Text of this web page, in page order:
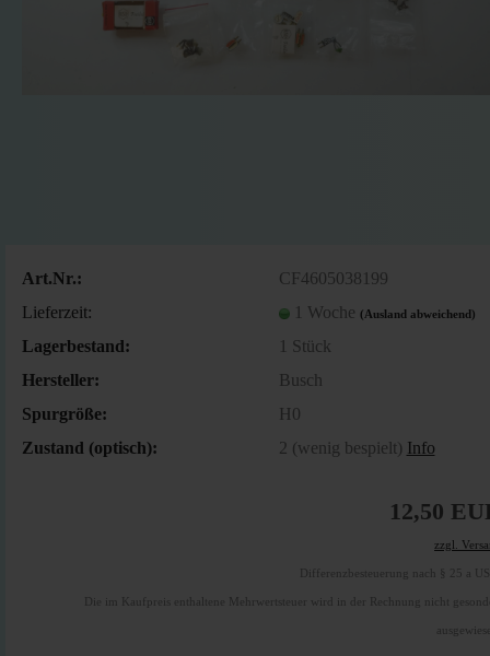
Art.Nr.:
CF4605038199
Lieferzeit:
1 Woche (Ausland abweichend)
Lagerbestand: 1 Stück
Hersteller:
Busch
Spurgröße:
H0
Zustand (optisch):
2 (wenig bespielt) Info
12,50
zzgl.
Differenzbesteuerung nach § 25 a
Die im Kaufpreis enthaltene Mehrwertsteuer wird in der Rechnung nicht